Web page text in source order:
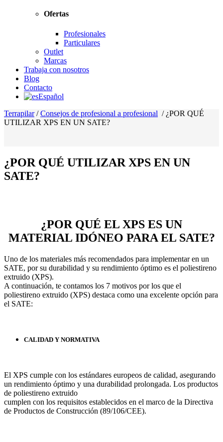
Ofertas
Profesionales
Particulares
Outlet
Marcas
Trabaja con nosotros
Blog
Contacto
Español
Terrapilar/Consejos de profesional a profesional / ¿POR QUÉ
UTILIZAR XPS EN UN SATE?
¿POR QUÉ UTILIZAR XPS EN UN
SATE?
¿POR QUÉ EL XPS ES UN
MATERIAL IDÓNEO PARA EL SATE?
Uno de los materiales más recomendados para implementar en un
SATE, por su durabilidad y su rendimiento óptimo es el poliestireno
extruido (XPS).
A continuación, te contamos los 7 motivos por los que el
poliestireno extruido (XPS) destaca como una excelente opción para
el SATE:
CALIDAD Y NORMATIVA
El XPS cumple con los estándares europeos de calidad, asegurando
un rendimiento óptimo y una durabilidad prolongada. Los productos
de poliestireno extruido
cumplen con los requisitos establecidos en el marco de la Directiva
de Productos de Construcción (89/106/CEE).